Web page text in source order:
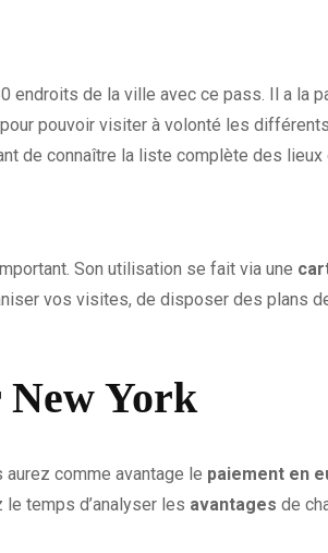
de la ville avec ce pass. Il a la
pour pouvoir visiter à volonté les
de connaître la liste complète des lieux
Son utilisation se fait via une
vos visites, de disposer des plans
New York
aurez comme avantage le paiement en
le temps d’analyser les avantages de